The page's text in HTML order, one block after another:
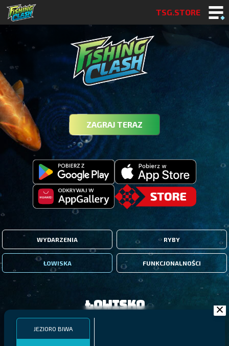
TSG.STORE
ZAGRAJ TERAZ
WYDARZENIA RYBY
ŁOWISKA FUNKCJONALNOŚCI
JEZIORO BIWA
Łowisko